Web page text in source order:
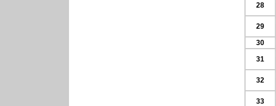
28
29
30
31
32
33